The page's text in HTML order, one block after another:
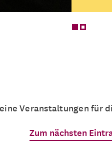
Veranstaltungen für
Zum nächsten